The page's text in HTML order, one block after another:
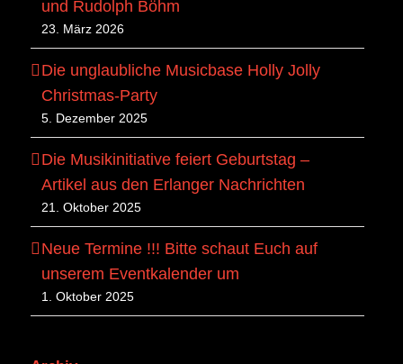
und Rudolph Böhm
23. März 2026
Die unglaubliche Musicbase Holly Jolly
Christmas-Party
5. Dezember 2025
Die Musikinitiative feiert Geburtstag –
Artikel aus den Erlanger Nachrichten
21. Oktober 2025
Neue Termine !!! Bitte schaut Euch auf
unserem Eventkalender um
1. Oktober 2025